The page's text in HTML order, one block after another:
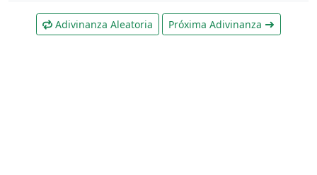
Adivinanza Aleatoria Próxima Adivinanza